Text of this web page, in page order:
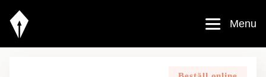
Menu